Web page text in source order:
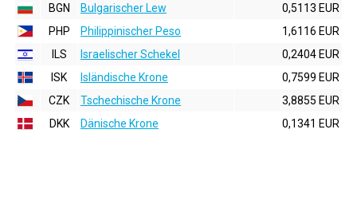
BGN
Bulgarischer Lew
0,5113 EUR
PHP
Philippinischer Peso
1,6116 EUR
ILS
Israelischer Schekel
0,2404 EUR
ISK
Isländische Krone
0,7599 EUR
CZK
Tschechische Krone
3,8855 EUR
DKK
Dänische Krone 0,1341 EUR